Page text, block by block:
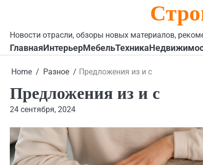
Новости отрасли, обзоры новых материалов,
ГлавнаяИнтерьерМебельТехника
Home Разное Предложения из и с
Предложения из и с
24 сентября, 2024